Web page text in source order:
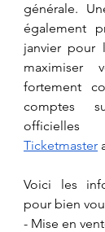
générale.
également
janvier pour
maximiser
fortement
comptes
Ticketmaster
​Voici les
pour bien
​- Mise en